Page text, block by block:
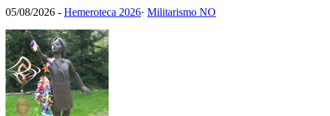
05/08/2026 - Hemeroteca 2026· Militarismo NO